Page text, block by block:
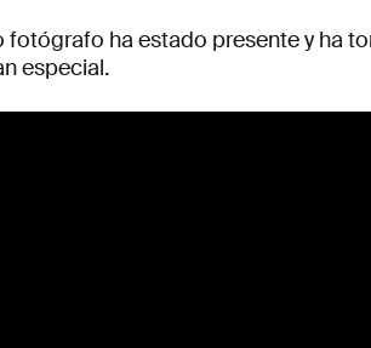
fotógrafo ha estado presente y ha
especial.